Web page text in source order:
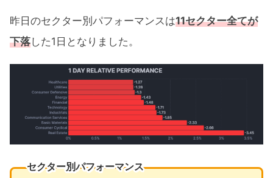
昨日のセクター別パフォーマンスは11セクター全てが
下落した1日となりました。
セクター別パフォーマンス